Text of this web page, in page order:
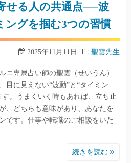
せる人の共通点──波
ングを掴む3つの習慣
2025年11月11日 聖雲先生
ニ専属占い師の聖雲（せいうん）
目に見えない“波動”と“タイミン
。うまくいく時もあれば、立ち止
、どちらも意味があり、あなたを
です。仕事や転職のご相談をいた
続きを読む